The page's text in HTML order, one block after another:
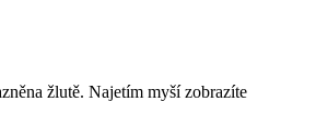
žlutě. Najetím myší zobrazíte